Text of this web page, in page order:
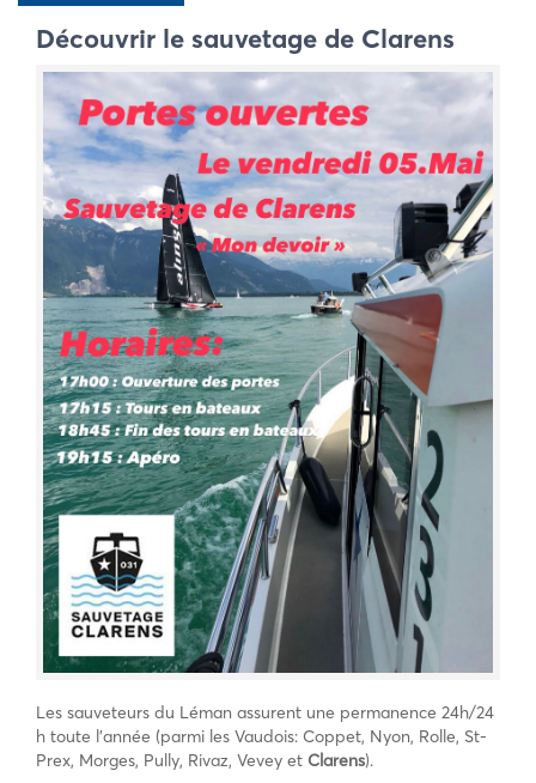
Découvrir le sauvetage de Clarens
Les sauveteurs du Léman assurent une permanence 24h/24
h toute l’année (parmi les Vaudois: Coppet, Nyon, Rolle, St-
Prex, Morges, Pully, Rivaz, Vevey et Clarens).